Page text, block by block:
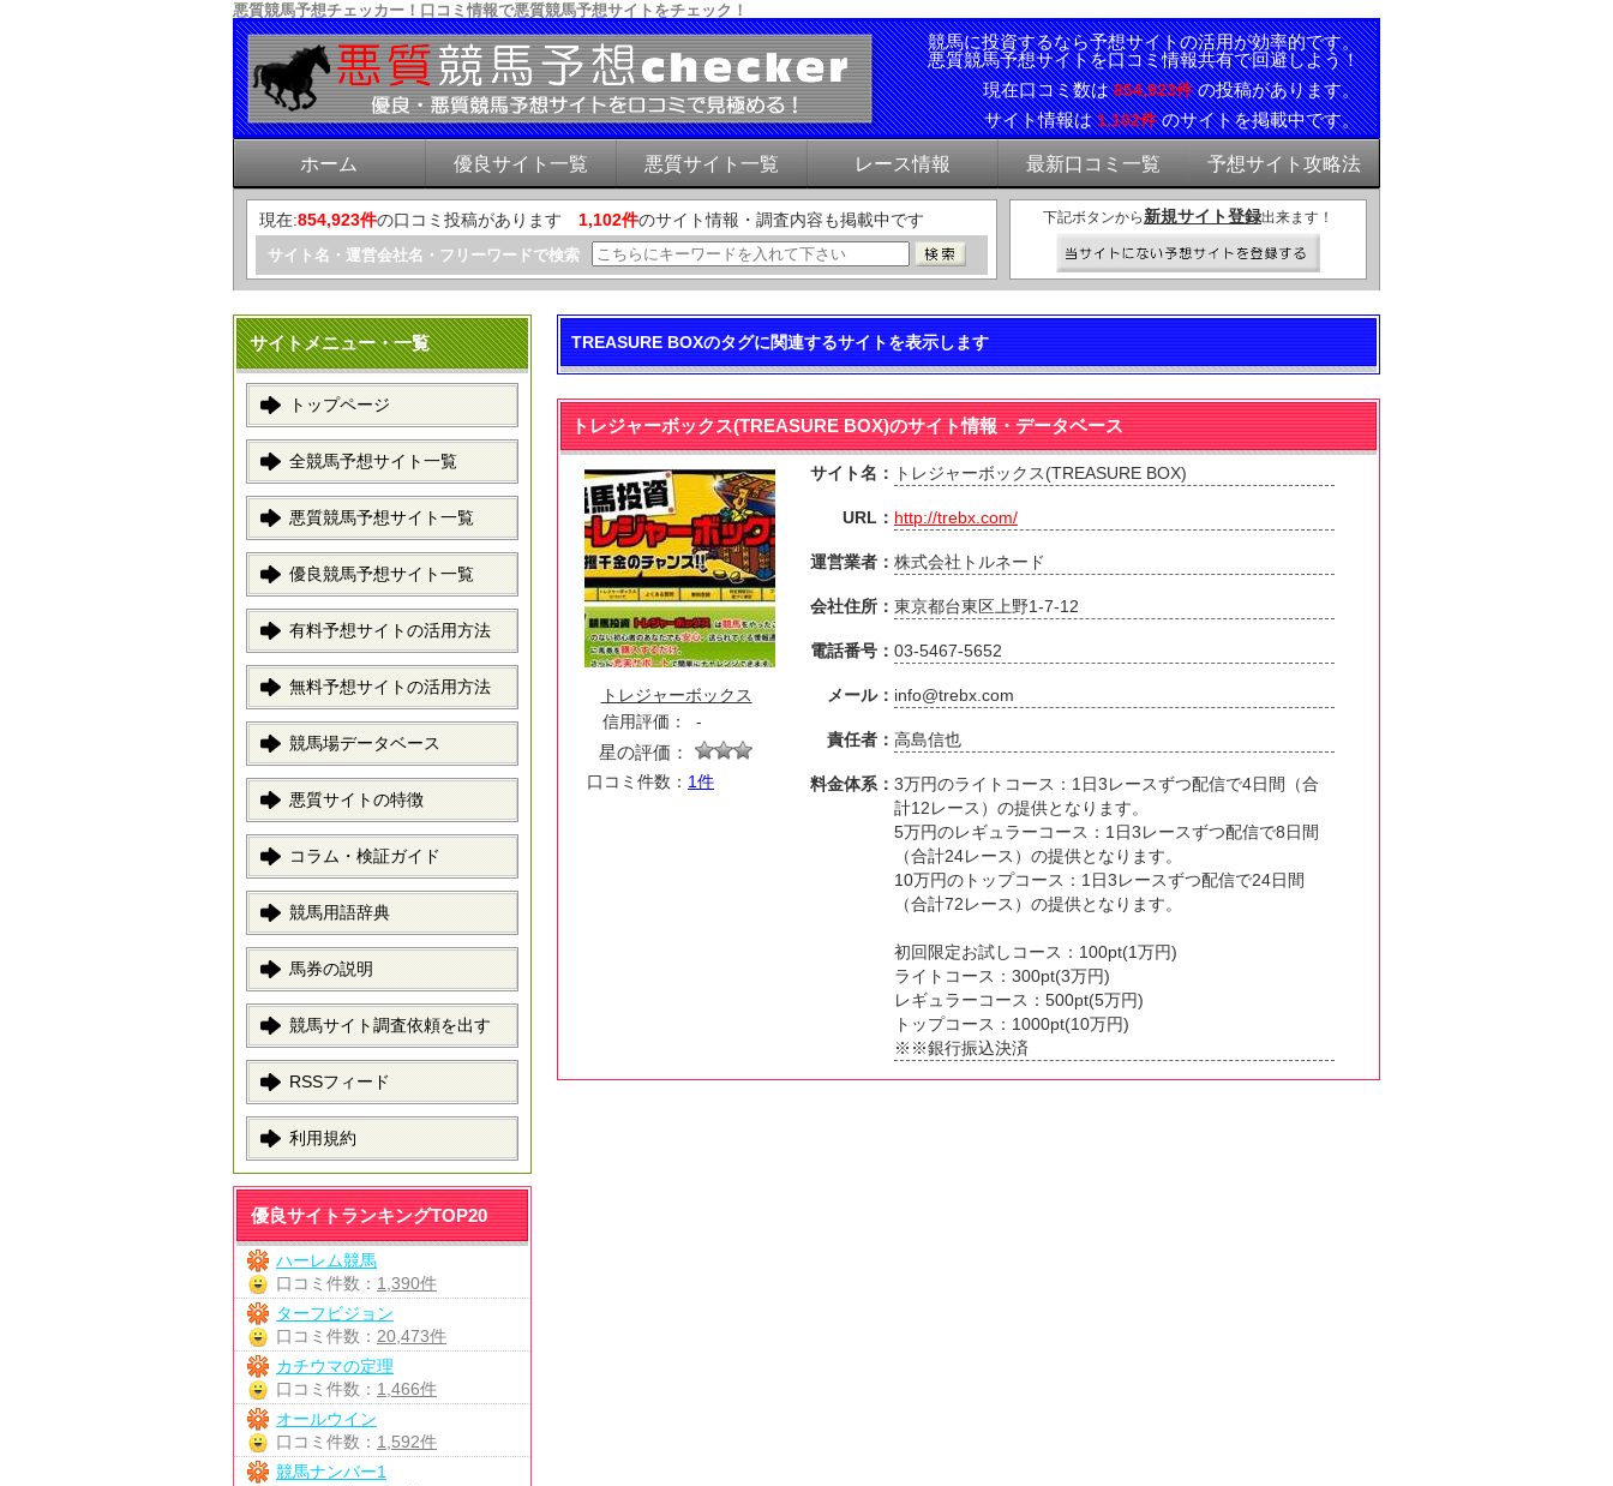
悪質競馬予想チェッカー！口コミ情報で悪質競馬予想サイトをチェック！
競馬に投資するなら予想サイトの活用が効率的です。
悪質競馬予想サイトを口コミ情報共有で回避しよう！
現在口コミ数は854,923件の投稿があります。
サイト情報は1,102件のサイトを掲載中です。
ホーム 優良サイト一覧 悪質サイト一覧 レース情報 最新口コミ一覧 予想サイト攻略法
現在:854,923件の口コミ投稿があります 1,102件のサイト情報・調査内容も掲載中です
サイト名・運営会社名・フリーワードで検索
下記ボタンから 新規サイト登録出来ます！
サイトメニュー・一覧
トップページ
全競馬予想サイト一覧
悪質競馬予想サイト一覧
優良競馬予想サイト一覧
有料予想サイトの活用方法
無料予想サイトの活用方法
競馬場データベース
悪質サイトの特徴
コラム・検証ガイド
競馬用語辞典
馬券の説明
競馬サイト調査依頼を出す
RSSフィード
利用規約
優良サイトランキングTOP20
ハーレム競馬
口コミ件数： 1,390件
ターフビジョン
口コミ件数： 20,473件
カチウマの定理
口コミ件数： 1,466件
オールウイン
口コミ件数： 1,592件
競馬ナンバー1
TREASURE BOXのタグに関連するサイトを表示します
トレジャーボックス(TREASURE BOX)のサイト情報・データベース
トレジャーボックス
信用評価：
-
星の評価：
口コミ件数： 1件
サイト名： トレジャーボックス(TREASURE BOX)
URL： http://trebx.com/
運営業者： 株式会社トルネード
会社住所： 東京都台東区上野1-7-12
電話番号： 03-5467-5652
メール： info@trebx.com
責任者： 高島信也
料金体系： 3万円のライトコース：1日3レースずつ配信で4日間（合
計12レース）の提供となります。
5万円のレギュラーコース：1日3レースずつ配信で8日間
（合計24レース）の提供となります。
10万円のトップコース：1日3レースずつ配信で24日間
（合計72レース）の提供となります。
初回限定お試しコース：100pt(1万円)
ライトコース：300pt(3万円)
レギュラーコース：500pt(5万円)
トップコース：1000pt(10万円)
※※銀行振込決済